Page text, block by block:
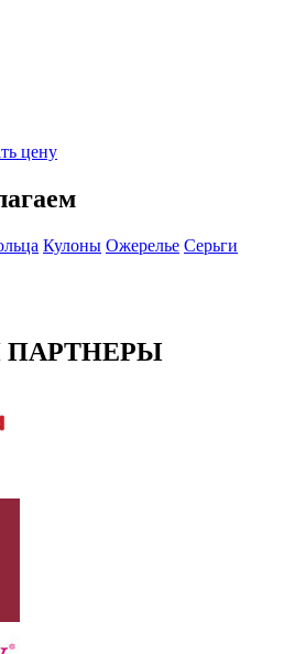
цену
Кулоны Ожерелье Серьги